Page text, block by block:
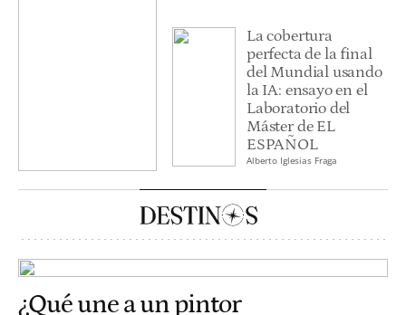
La cobertura
perfecta de la final
del Mundial usando
la IA: ensayo en el
Laboratorio del
Máster de EL
ESPAÑOL
Alberto Iglesias Fraga
¿Qué une a un pintor